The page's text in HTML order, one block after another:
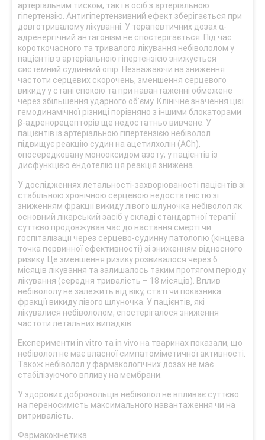
артеріальним тиском, так і в осіб з артеріальною
гіпертензію. Антигіпертензивний ефект зберігається при
довготривалому лікуванні. У терапевтичних дозах α-
адренергічний антагонізм не спостерігається. Під час
короткочасного та тривалого лікування небівололом у
пацієнтів з артеріальною гіпертензією знижується
системний судинний опір. Незважаючи на зниження
частоти серцевих скорочень, зменшення серцевого
викиду у стані спокою та при навантаженні обмежене
через збільшення ударного об’єму. Клінічне значення цієї
гемодинамічної різниці порівняно з іншими блокаторами
β-адренорецепторів ще недостатньо вивчене. У
пацієнтів із артеріальною гіпертензією небіволол
підвищує реакцію судин на ацетилхолін (ACh),
опосередковану монооксидом азоту; у пацієнтів із
дисфункцією ендотелію ця реакція знижена.
У дослідженнях летальності-захворюваності пацієнтів зі
стабільною хронічною серцевою недостатністю зі
зниженням фракції викиду лівого шлуночка небіволол як
основний лікарський засіб у складі стандартної терапії
суттєво продовжував час до настання смерті чи
госпіталізації через серцево-судинну патологію (кінцева
точка первинної ефективності) зі зниженням відносного
ризику. Це зменшення ризику розвивалося через 6
місяців лікування та залишалось таким протягом періоду
лікування (середня тривалість – 18 місяців). Вплив
небівололу не залежить від віку, статі чи показника
фракції викиду лівого шлуночка. У пацієнтів, які
лікувалися небівололом, спостерігалося зниження
частоти летальних випадків.
Експерименти in vitro та in vivo на тваринах показали, що
небіволол не має власної симпатоміметичної активності.
Також небіволол у фармакологічних дозах не має
стабілізуючого впливу на мембрани.
У здорових добровольців небіволол не впливає суттєво
на переносимість максимального навантаження чи на
витривалість.
Фармакокінетика.